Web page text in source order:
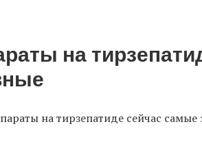
на
на тирзепатиде сейчас